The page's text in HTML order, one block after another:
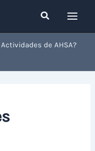
Buscar
de AHSA?